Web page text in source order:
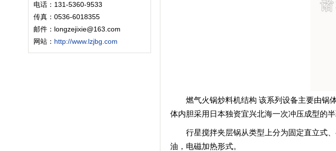
电话：131-5360-9533
传真：0536-6018355
邮件：longzejixie@163.com
网站： http://www.lzjbg.com
燃气火锅炒料机结构 该系列设备主要由锅体
体内胆采用日本独资宜兴北海一次冲压成型的
行星搅拌夹层锅从类型上分为固定直立式
油，电磁加热形式。